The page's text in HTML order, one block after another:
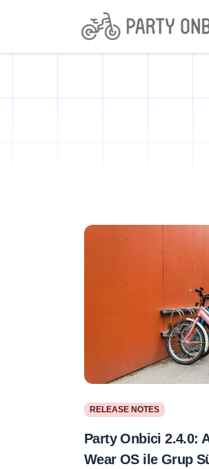
RELEASE NOTES
Party Onbici 2.4.0:
Wear OS ile Grup